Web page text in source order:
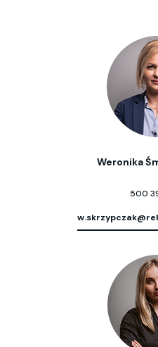
Weronika
500